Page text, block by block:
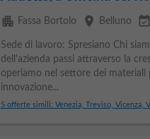
apartment Fassa Bortolo place Belluno event_available
Sede di lavoro: Spresiano Chi
dell'azienda passi attraverso la
operiamo nel settore dei
innovazione...
5 offerte simili: Venezia, Treviso, Vicenza,